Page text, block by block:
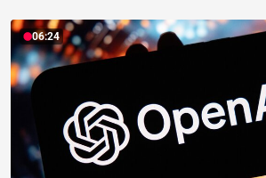
06:24